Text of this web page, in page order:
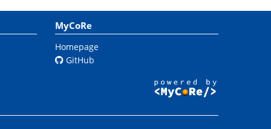
MyCoRe
Homepage
GitHub